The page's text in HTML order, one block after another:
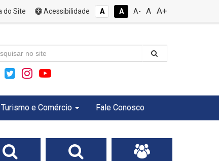
do Site Acessibilidade A A A- A A+
Turismo e Comércio Fale Conosco